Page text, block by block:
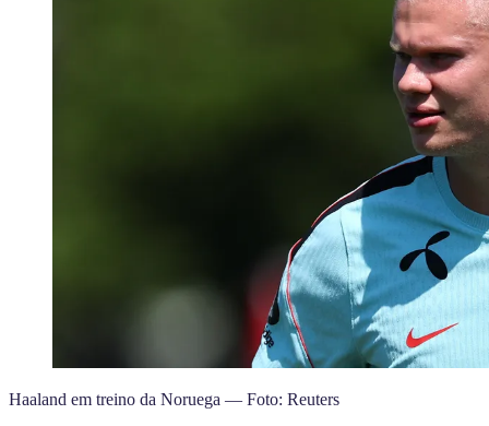
Haaland em treino da Noruega — Foto: Reuters